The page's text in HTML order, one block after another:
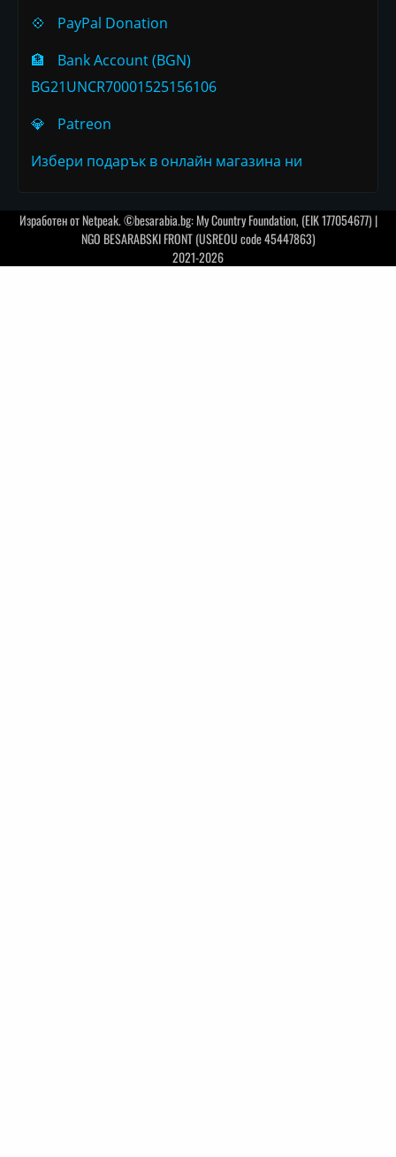
💠
PayPal Donation
🏦
Bank Account (BGN)
BG21UNCR70001525156106
💎
Patreon
Избери подарък в онлайн магазина ни
Изработен отNetpeak. ©besarabia.bg: My Country Foundation, (EIK 177054677) |
NGO BESARABSKI FRONT (USREOU code 45447863)
2021-2026